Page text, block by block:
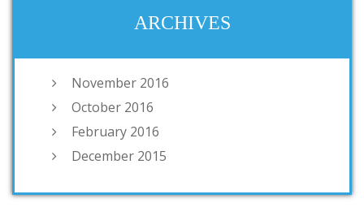
ARCHIVES
November 2016
October 2016
February 2016
December 2015